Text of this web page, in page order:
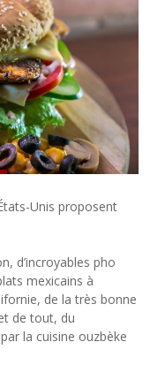
Unis proposent
d’incroyables pho
mexicains à
de la très bonne
de tout, du
la cuisine ouzbèke